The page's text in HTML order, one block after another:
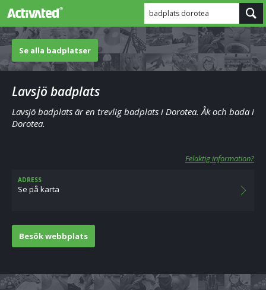
badplats dorotea
Se alla badplatser
Lavsjö badplats
Lavsjö badplats är en trevlig badplats i Dorotea. Åk och bada i
Dorotea.
Felaktig information?
ADRESS
Se på karta
Besök webbplats